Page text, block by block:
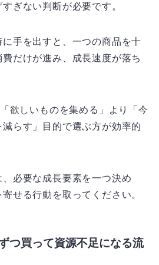
ぎない判断が必要です。
手を出すと、一つの商品を十
だけが進み、成長速度が落ち
欲しいものを集める」より「今
らす」目的で選ぶ方が効率的
必要な成長要素を一つ決め
せる行動を取ってください。
つ買って資源不足になる流